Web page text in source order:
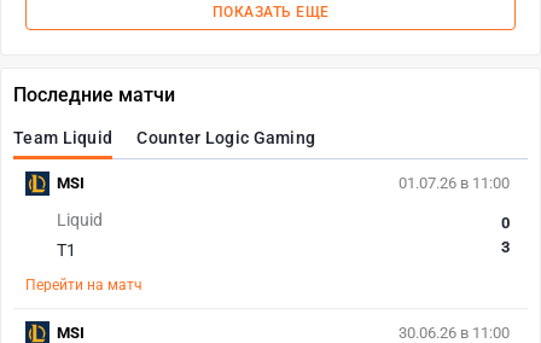
ПОКАЗАТЬ ЕЩЕ
Последние матчи
Team Liquid Counter Logic Gaming
01.07.26 в 11:00
Liquid
T1
0
3
Перейти на матч
MSI
30.06.26 в 11:00
MSI